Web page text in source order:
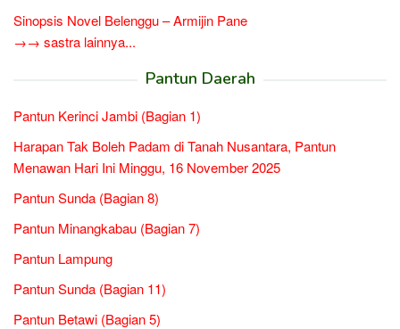
Sinopsis Novel Belenggu – Armijin Pane
→→ sastra lainnya...
Pantun Daerah
Pantun Kerinci Jambi (Bagian 1)
Harapan Tak Boleh Padam di Tanah Nusantara, Pantun
Menawan Hari Ini Minggu, 16 November 2025
Pantun Sunda (Bagian 8)
Pantun Minangkabau (Bagian 7)
Pantun Lampung
Pantun Sunda (Bagian 11)
Pantun Betawi (Bagian 5)